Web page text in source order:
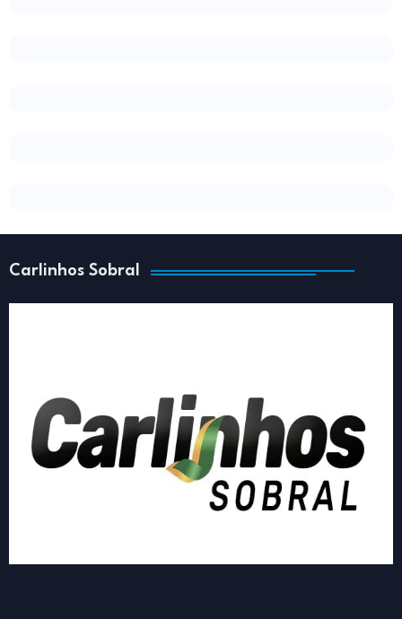
Carlinhos Sobral